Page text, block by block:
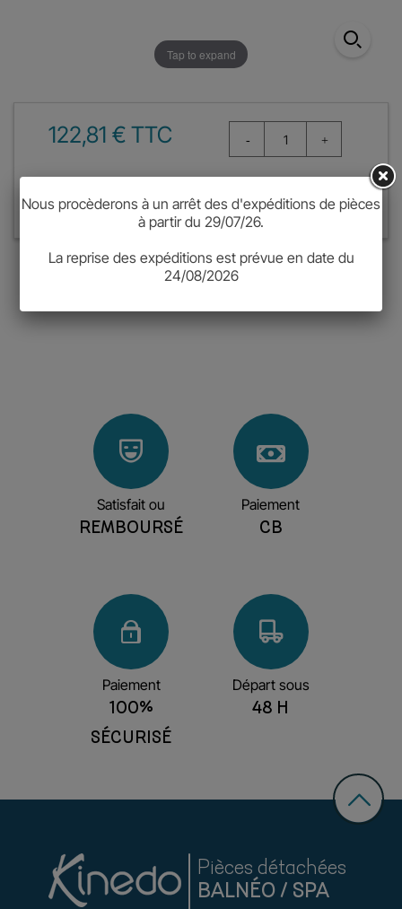
Tap to expand
122,81 € TTC
Ajouter au panier
CLAVIER KINEDO SYSTEME KINEPLUS 2006
Satisfait ou
REMBOURSÉ
Paiement
CB
Départ sous
48 H
Paiement
100%
SÉCURISÉ
Pièces détachées
BALNÉO / SPA
Nous procèderons à un arrêt des d'expéditions de pièces
à partir du 29/07/26.
La reprise des expéditions est prévue en date du
24/08/2026